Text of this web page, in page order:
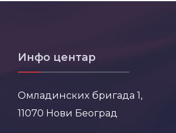
Инфо центар
Омладинских бригада 1,
11070 Нови Београд